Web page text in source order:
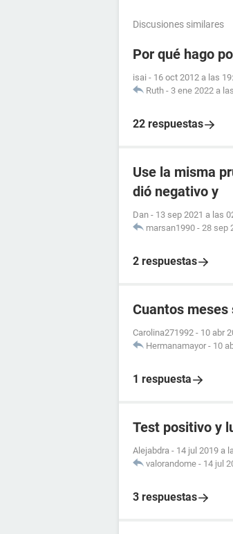
Discusiones similares
Por qué hago
isai - 16 oct 2012 a las
Ruth - 3 ene 2022 a
22 respuestas
Use la misma
dió negativo y
Dan - 13 sep 2021 a las
marsan1990 - 28 sep
2 respuestas
Cuantos meses
Carolina271992 - 10 abr
Hermanamayor - 10
1 respuesta
Test positivo y
Alejabdra - 14 jul 2019 a
valorandome - 14 jul
3 respuestas